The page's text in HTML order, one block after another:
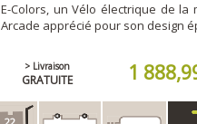
E-Colors, un Vélo électrique de la
Arcade apprécié pour son design
> Livraison
GRATUITE 1